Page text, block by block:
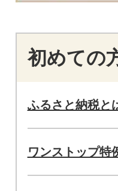
初めての
ふるさと納税と
ワンストップ特